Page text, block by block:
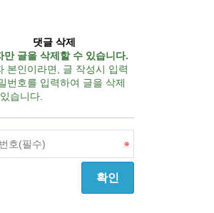
댓글 삭제
만 글을 삭제할 수 있습니다.
본인이라면, 글 작성시 입력
번호를 입력하여 글을 삭제
습니다.
확인